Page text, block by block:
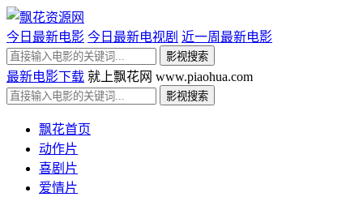
今日最新电影 今日最新电视剧 近一周最新电影
最新电影下载 就上飘花网 www.piaohua.com
飘花首页
动作片
喜剧片
爱情片